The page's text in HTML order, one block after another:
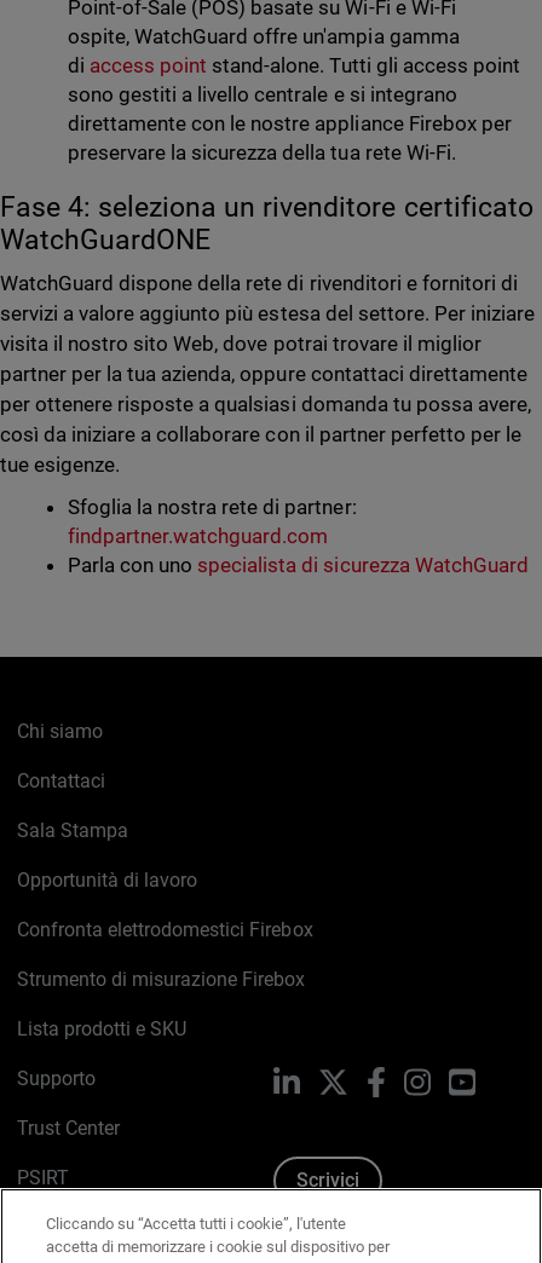
Point-of-Sale (POS) basate su Wi-Fi e Wi-Fi
ospite, WatchGuard offre un'ampia gamma
di access point stand-alone. Tutti gli access point
sono gestiti a livello centrale e si integrano
direttamente con le nostre appliance Firebox per
preservare la sicurezza della tua rete Wi-Fi.
Fase 4: seleziona un rivenditore certificato
WatchGuardONE
WatchGuard dispone della rete di rivenditori e fornitori di
servizi a valore aggiunto più estesa del settore. Per iniziare
visita il nostro sito Web, dove potrai trovare il miglior
partner per la tua azienda, oppure contattaci direttamente
per ottenere risposte a qualsiasi domanda tu possa avere,
così da iniziare a collaborare con il partner perfetto per le
tue esigenze.
Sfoglia la nostra rete di partner:
findpartner.watchguard.com
Parla con uno specialista di sicurezza WatchGuard
Chi siamo
Contattaci
Sala Stampa
Opportunità di lavoro
Confronta elettrodomestici Firebox
Strumento di misurazione Firebox
Lista prodotti e SKU
Supporto
Trust Center
PSIRT
Politica sui cookie
LinkedIn FacebookInstagram
Scrivici
Cliccando su “Accetta tutti i cookie”, l'utente
accetta di memorizzare i cookie sul dispositivo per